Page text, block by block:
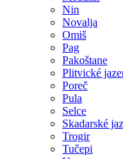
Nin
Novalja
Omiš
Pag
Pakoštane
Plitvické
Poreč
Pula
Selce
Skadarské
Trogir
Tučepi